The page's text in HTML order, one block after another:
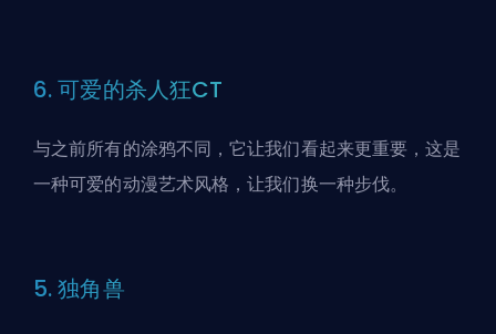
6. 可爱的杀人狂CT
与之前所有的涂鸦不同，它让我们看起来更重要，这是
一种可爱的动漫艺术风格，让我们换一种步伐。
5. 独角兽